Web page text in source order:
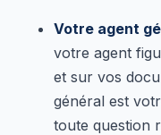
Votre agent
votre agent
et sur vos
général est
toute question